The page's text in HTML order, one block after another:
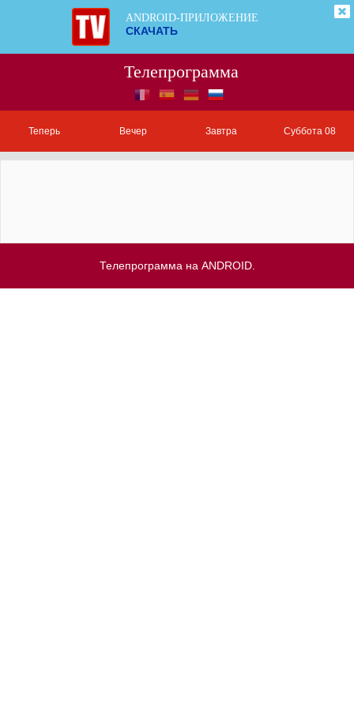
ANDROID-ПРИЛОЖЕНИЕ
СКАЧАТЬ
Телепрограмма
Теперь Вечер Завтра Суббота 08
Телепрограмма на ANDROID.